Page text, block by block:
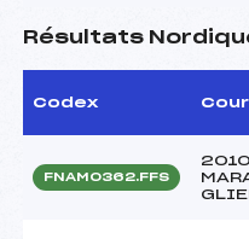
Résultats
Codex
FNAM0362.FFS